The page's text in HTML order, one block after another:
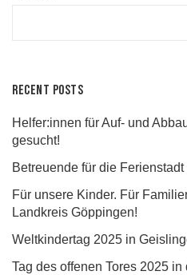
Recent Posts
Helfer:innen für Auf- und
gesucht!
Betreuende für die
Für unsere Kinder. Für
Landkreis Göppingen!
Weltkindertag 2025 in
Tag des offenen Tores 2025